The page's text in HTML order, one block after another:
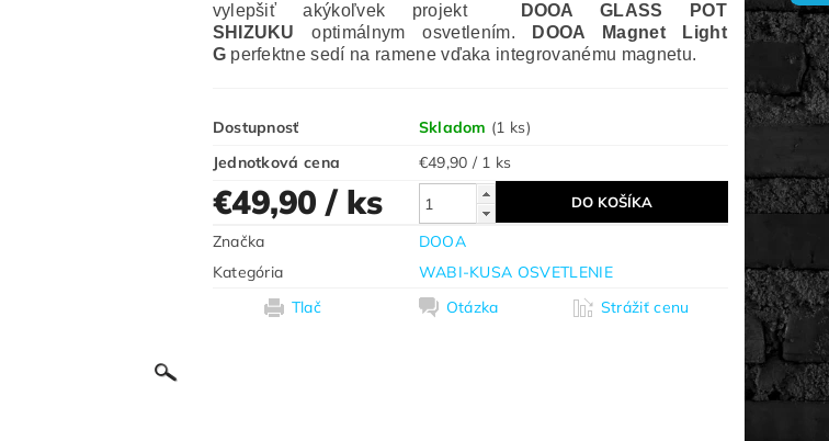
vylepšiť akýkoľvek projekt
DOOA GLASS POT
SHIZUKU
optimálnym osvetlením.
DOOA Magnet Light
Gperfektne sedí na ramene vďaka integrovanému magnetu.
Dostupnosť Skladom (1 ks)
Jednotková cena
€49,90 / 1 ks
€49,90/ ks
Značka
DOOA
Kategória
WABI-KUSA OSVETLENIE
Tlač
Otázka Strážiť cenu